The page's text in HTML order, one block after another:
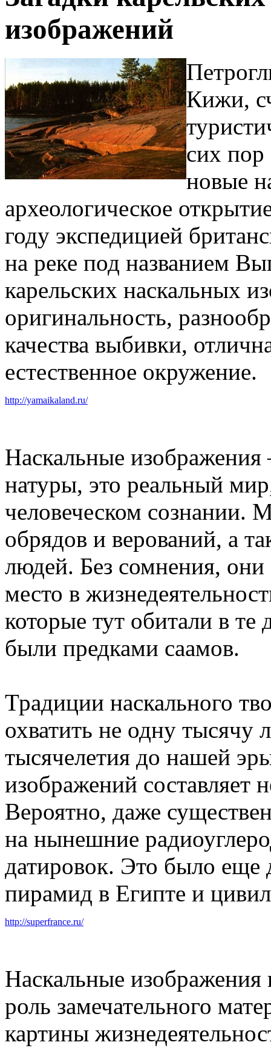
изображений
Кижи,
сих пор
новые
археологическое
году экспедицией
на реке под названием
карельских наскальных
оригинальность,
качества выбивки,
естественное окружение.
http://yamaikaland.ru/
Наскальные изображения
натуры, это реальный
человеческом сознании.
обрядов и верований, а
людей. Без сомнения, они
место в
которые тут обитали в
были предками саамов.
Традиции наскального
охватить не одну тысячу
тысячелетия до нашей
изображений составляет
Вероятно, даже
на нынешние
датировок. Это было еще
пирамид в Египте и
http://superfrance.ru/
Наскальные
роль замечательного
картины